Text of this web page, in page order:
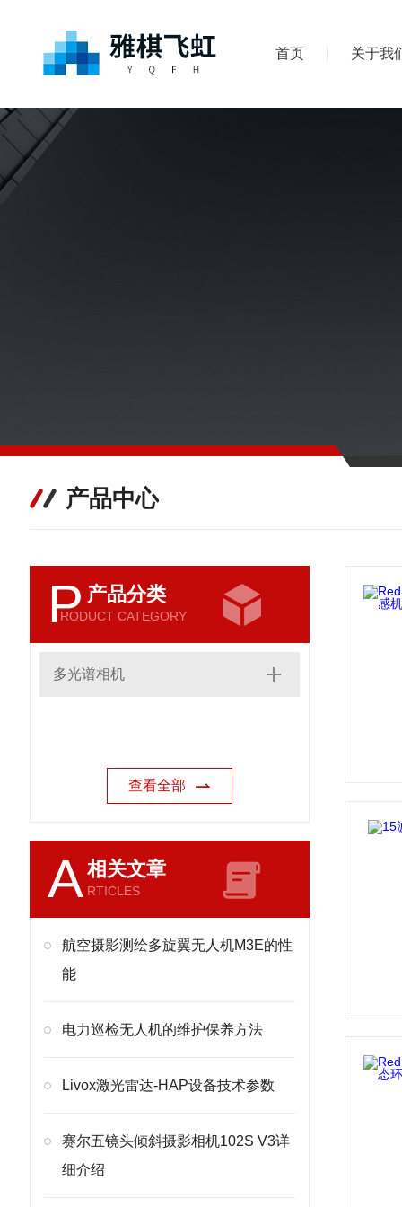
首页 关于我
产品中心
P 产品分类
RODUCT CATEGORY
多光谱相机
查看全部
A相关文章
RTICLES
航空摄影测绘多旋翼无人机M3E的性
能
电力巡检无人机的维护保养方法
Livox激光雷达-HAP设备技术参数
赛尔五镜头倾斜摄影相机102S V3详
细介绍